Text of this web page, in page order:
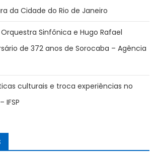
da Cidade do Rio de Janeiro
Sinfônica e Hugo Rafael
de 372 anos de Sorocaba – Agência
culturais e troca experiências no
IFSP